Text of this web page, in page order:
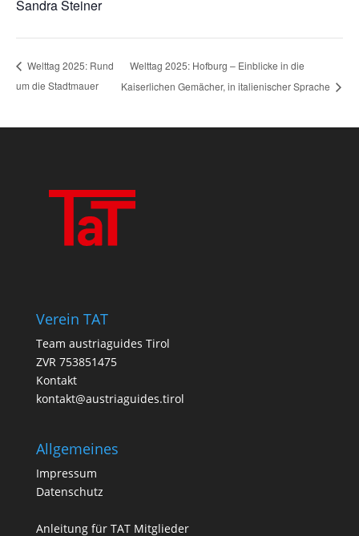
Sandra Steiner
Welttag 2025: Rund
um die Stadtmauer
Welttag 2025: Hofburg – Einblicke in die
Kaiserlichen Gemächer, in italienischer Sprache
Verein TAT
Team austriaguides Tirol
ZVR 753851475
Kontakt
kontakt@austriaguides.tirol
Allgemeines
Impressum
Datenschutz
Anleitung für TAT Mitglieder